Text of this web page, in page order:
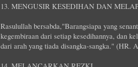
13. MENGUSIR KESEDIHAN DAN
Rasulullah bersabda,"Barangsiapa yang
kegembiraan dari setiap kesedihannya, dan
dari arah yang tiada disangka-sangka." (HR.